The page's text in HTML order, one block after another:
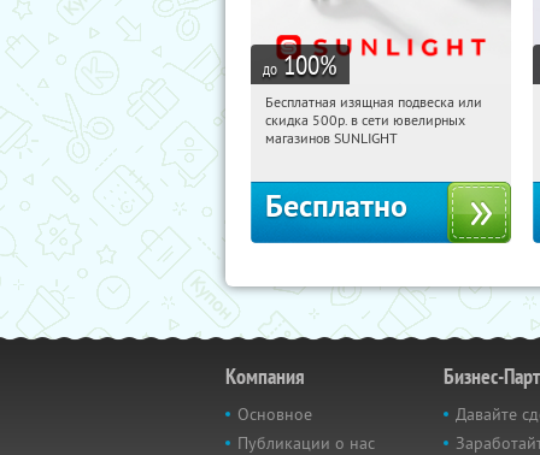
до 100%
01:14:04 Получили:
Россия
Бесплатная изящная подвеска или
скидка 500р. в сети ювелирных
магазинов SUNLIGHT
Бесплатно
Компания
Основное
Публикации о нас
Бизнес-
Давайте